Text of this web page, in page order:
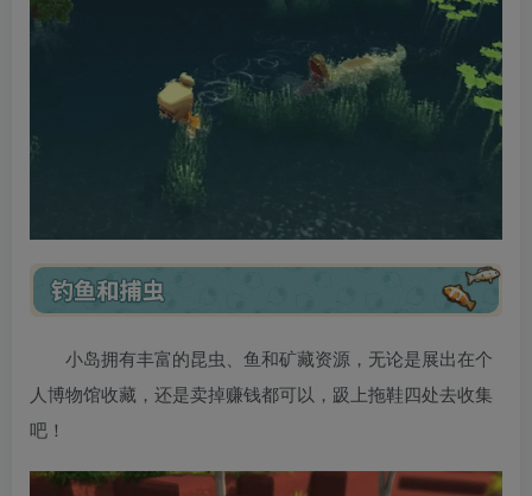
小岛拥有丰富的昆虫、鱼和矿藏资源，无论是展出在个
人博物馆收藏，还是卖掉赚钱都可以，趿上拖鞋四处去收集
吧！